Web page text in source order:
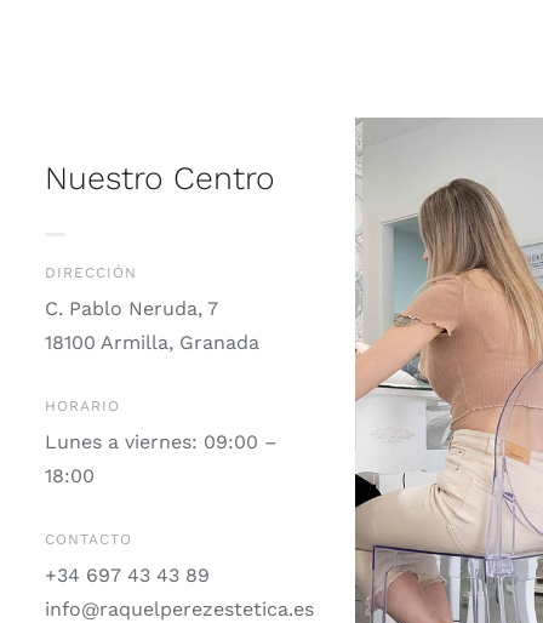
Nuestro Centro
DIRECCIÓN
C. Pablo Neruda, 7
18100 Armilla, Granada
HORARIO
Lunes a viernes: 09:00 –
18:00
CONTACTO
+34 697 43 43 89
info@raquelperezestetica.es